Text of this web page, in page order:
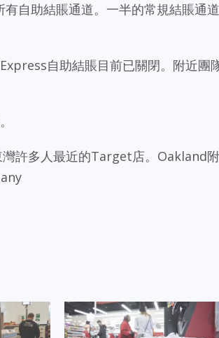
自助結賬通道。一半的常規結賬通道
自助結賬目前已關閉。附近團
許多人最近的Target店。Oakland附